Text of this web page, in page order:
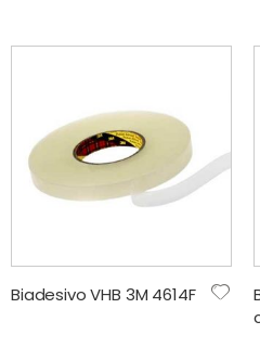
Biadesivo VHB 3M 4614F